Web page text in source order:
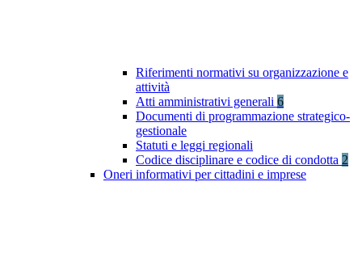
Riferimenti normativi su organizzazione e
attività
Atti amministrativi generali 6
Documenti di programmazione strategico-
gestionale
Statuti e leggi regionali
Codice disciplinare e codice di condotta 2
Oneri informativi per cittadini e imprese